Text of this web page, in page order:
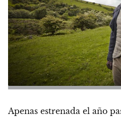
Apenas estrenada el año